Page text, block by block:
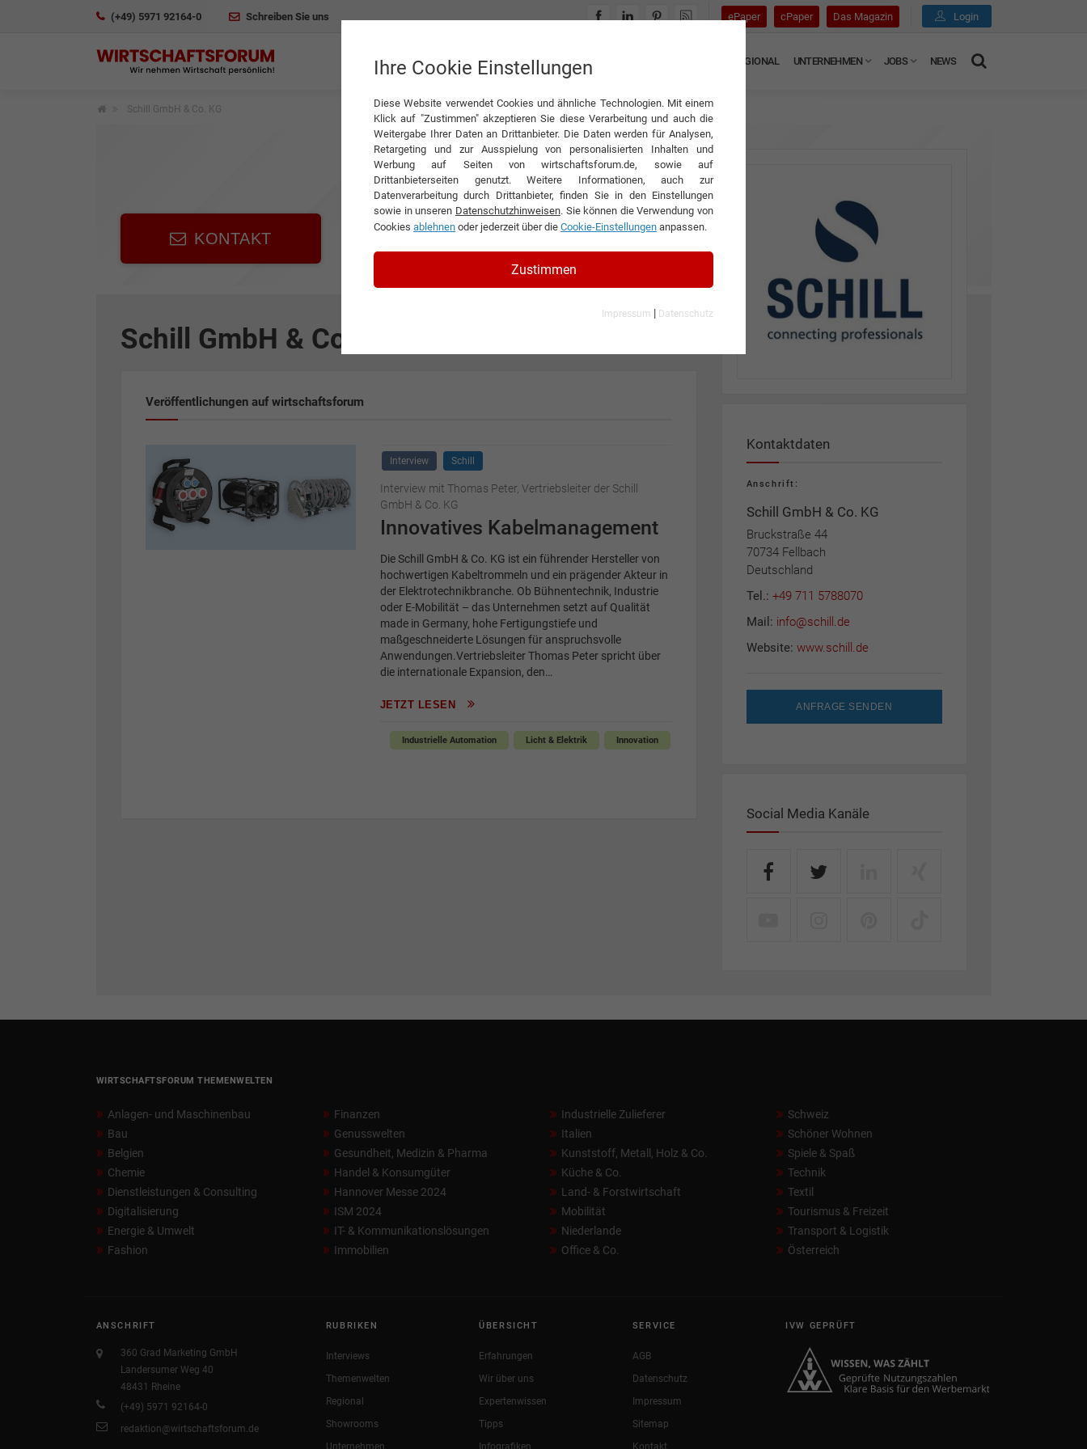
(+49) 5971 92164-0 Schreiben Sie uns ePaper cPaper Das Magazin Login
INTERVIEWS REGIONAL UNTERNEHMEN JOBS NEWS
Schill GmbH & Co. KG
KONTAKT
Schill GmbH & Co. KG
Veröffentlichungen auf wirtschaftsforum
Interview Schill
Interview mit Thomas Peter, Vertriebsleiter der Schill
GmbH & Co. KG
Innovatives Kabelmanagement
Die Schill GmbH & Co. KG ist ein führender Hersteller von
hochwertigen Kabeltrommeln und ein prägender Akteur in
der Elektrotechnikbranche. Ob Bühnentechnik, Industrie
oder E-Mobilität – das Unternehmen setzt auf Qualität
made in Germany, hohe Fertigungstiefe und
maßgeschneiderte Lösungen für anspruchsvolle
Anwendungen.Vertriebsleiter Thomas Peter spricht über
die internationale Expansion, den…
JETZT LESEN
Industrielle Automation Licht & Elektrik Innovation
Kontaktdaten
Anschrift:
Schill GmbH & Co. KG
Bruckstraße 44
70734 Fellbach
Deutschland
Tel.: +49 711 5788070
Mail: info@schill.de
Website: www.schill.de
ANFRAGE SENDEN
Social Media Kanäle
WIRTSCHAFTSFORUM THEMENWELTEN
Anlagen- und Maschinenbau
Bau
Belgien
Chemie
Dienstleistungen & Consulting
Digitalisierung
Energie & Umwelt
Fashion
Finanzen
Genusswelten
Gesundheit, Medizin & Pharma
Handel & Konsumgüter
Hannover Messe 2024
ISM 2024
IT- & Kommunikationslösungen
Immobilien
Industrielle Zulieferer
Italien
Kunststoff, Metall, Holz & Co.
Küche & Co.
Land- & Forstwirtschaft
Mobilität
Niederlande
Office & Co.
Schweiz
Schöner Wohnen
Spiele & Spaß
Technik
Textil
Tourismus & Freizeit
Transport & Logistik
Österreich
ANSCHRIFT
360 Grad Marketing GmbH
Landersumer Weg 40
48431 Rheine
(+49) 5971 92164-0
redaktion@wirtschaftsforum.de
RUBRIKEN
Interviews
Themenwelten
Regional
Showrooms
Unternehmen
ÜBERSICHT
Erfahrungen
Wir über uns
Expertenwissen
Tipps
Infografiken
SERVICE
AGB
Datenschutz
Impressum
Sitemap
Kontakt
IVW GEPRÜFT
Ihre Cookie Einstellungen
Diese Website verwendet Cookies und ähnliche Technologien. Mit einem
Klick auf "Zustimmen" akzeptieren Sie diese Verarbeitung und auch die
Weitergabe Ihrer Daten an Drittanbieter. Die Daten werden für Analysen,
Retargeting und zur Ausspielung von personalisierten Inhalten und
Werbung auf Seiten von wirtschaftsforum.de, sowie auf
Drittanbieterseiten genutzt. Weitere Informationen, auch zur
Datenverarbeitung durch Drittanbieter, finden Sie in den Einstellungen
sowie in unseren Datenschutzhinweisen. Sie können die Verwendung von
Cookies ablehnen oder jederzeit über die Cookie-Einstellungen anpassen.
Zustimmen
Impressum | Datenschutz